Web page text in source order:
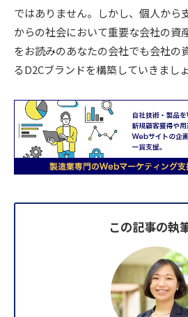
ではありません。しかし、個人から
からの社会において重要な会社の資
をお読みのあなたの会社でも会社の
るD2Cブランドを構築していきましょ
この記事の執